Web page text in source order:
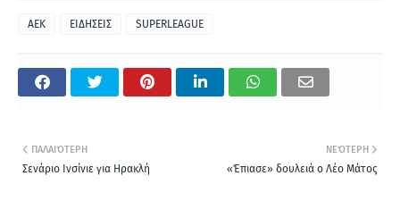
ΑΕΚ ΕΙΔΗΣΕΙΣ SUPERLEAGUE
ΝΕΌΤΕΡΗ
«Έπιασε» δουλειά ο Λέο Μάτος
ΠΑΛΑΙΌΤΕΡΗ
Σενάριο Ινσίνιε για Ηρακλή